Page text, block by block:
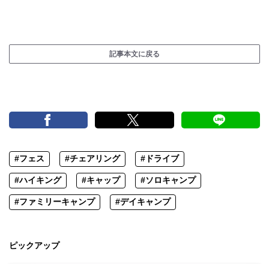
記事本文に戻る
#フェス #チェアリング #ドライブ
#ハイキング #キャップ #ソロキャンプ
#ファミリーキャンプ #デイキャンプ
ピックアップ